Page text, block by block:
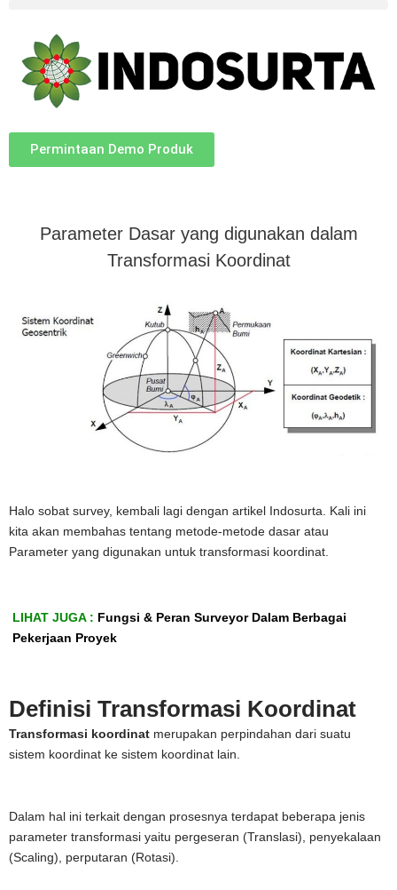
Permintaan Demo Produk
Parameter Dasar yang digunakan dalam
Transformasi Koordinat
Halo sobat survey, kembali lagi dengan artikel Indosurta. Kali ini
kita akan membahas tentang metode-metode dasar atau
Parameter yang digunakan untuk transformasi koordinat.
LIHAT JUGA : Fungsi & Peran Surveyor Dalam Berbagai
Pekerjaan Proyek
Definisi Transformasi Koordinat
Transformasi koordinat merupakan perpindahan dari suatu
sistem koordinat ke sistem koordinat lain.
Dalam hal ini terkait dengan prosesnya terdapat beberapa jenis
parameter transformasi yaitu pergeseran (Translasi), penyekalaan
(Scaling), perputaran (Rotasi).